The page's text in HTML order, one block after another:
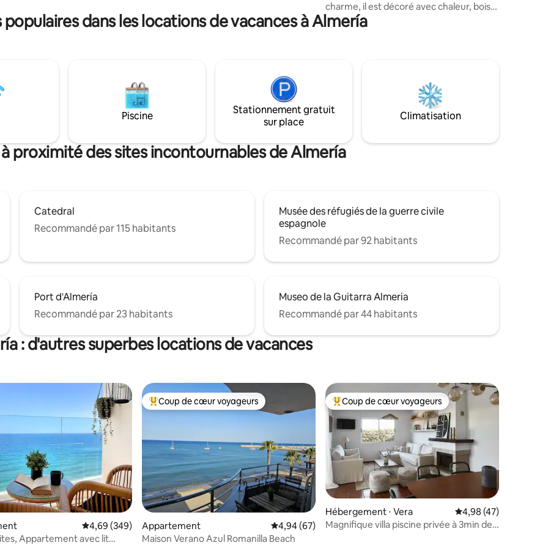
3 salles de bains, 2 salons,
de cinéma, équipements
proche se situe à 2 minutes.
charme, il est décoré avec chaleur, bois
et des touches de couleur qui te feront
te sentir comme chez toi. Son balcon,
c'est l'endroit idéal pour profiter de
l'essence méditerranéenne et vivre une
expérience unique au bord de la mer.
dans les locations de vacances à Almería
Piscine
Stationnement gratuit
sur place
Climatisation
proximité des sites incontournables de Almería
Catedral
Recommandé par 115 habitants
Musée des réfugiés de la guerre civile
espagnole
Recommandé par 92 habitants
Port d'Almería
Recommandé par 23 habitants
Museo de la Guitarra Almeria
Recommandé par 44 habitants
: d'autres superbes locations de vacances
Évaluation moyenne sur la base de 349 commentaires : 4,69 sur 5
4,69 (349)
Appartement avec lit
Coups de cœur voyageurs les plus appréciés
Coup de cœur voyageurs
Appartement Évaluation moyenne sur la base de 67 commentaires : 4,94 sur 5
4,94 (67)
Maison Verano Azul Romanilla Beach
Coups de cœur voyageurs les plus appréciés
Coup de cœur voyageurs
Hébergement ⋅ Vera Évaluation moyenne
4,98 (47)
Magnifique villa piscine privée à 3min de